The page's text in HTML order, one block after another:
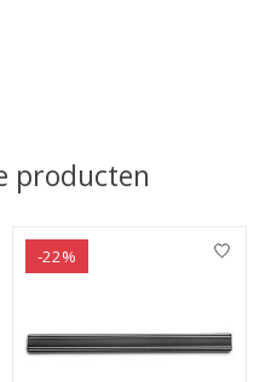
producten
-22%